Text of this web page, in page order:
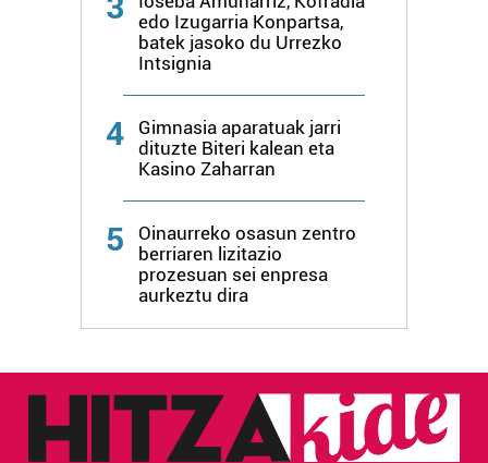
edo Izugarria Konpartsa,
batek jasoko du Urrezko
Intsignia
4
Gimnasia aparatuak jarri
dituzte Biteri kalean eta
Kasino Zaharran
5
Oinaurreko osasun zentro
berriaren lizitazio
prozesuan sei enpresa
aurkeztu dira